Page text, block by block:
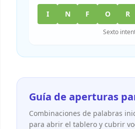
I N F O R
Sexto
Guía de aperturas
Combinaciones de palabras
para abrir el tablero y cubrir